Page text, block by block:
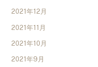
2021年12月
2021年11月
2021年10月
2021年9月